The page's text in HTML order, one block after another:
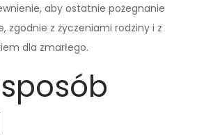
aby ostatnie pożegnanie
zgodnie z życzeniami rodziny i z
dla zmarłego.